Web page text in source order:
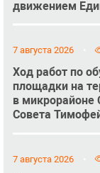
движением
7 августа 2026
Ход работ по
площадки на
в микрорайоне
Совета
7 августа 2026